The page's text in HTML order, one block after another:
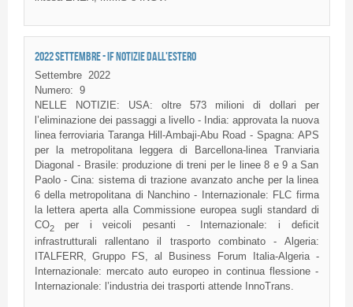
2022 SETTEMBRE - IF NOTIZIE DALL'ESTERO
Settembre
2022
Numero: 9
NELLE NOTIZIE: USA: oltre 573 milioni di dollari per
l’eliminazione dei passaggi a livello - India: approvata la nuova
linea ferroviaria Taranga Hill-Ambaji-Abu Road - Spagna: APS
per la metropolitana leggera di Barcellona-linea Tranviaria
Diagonal - Brasile: produzione di treni per le linee 8 e 9 a San
Paolo - Cina: sistema di trazione avanzato anche per la linea
6 della metropolitana di Nanchino - Internazionale: FLC firma
la lettera aperta alla Commissione europea sugli standard di
CO2per i veicoli pesanti - Internazionale: i deficit
infrastrutturali rallentano il trasporto combinato - Algeria:
ITALFERR, Gruppo FS, al Business Forum Italia-Algeria -
Internazionale: mercato auto europeo in continua flessione -
Internazionale: l’industria dei trasporti attende InnoTrans.